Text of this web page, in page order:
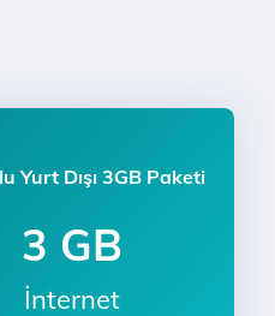
Yurt Dışı 3GB Paketi
3 GB
İnternet